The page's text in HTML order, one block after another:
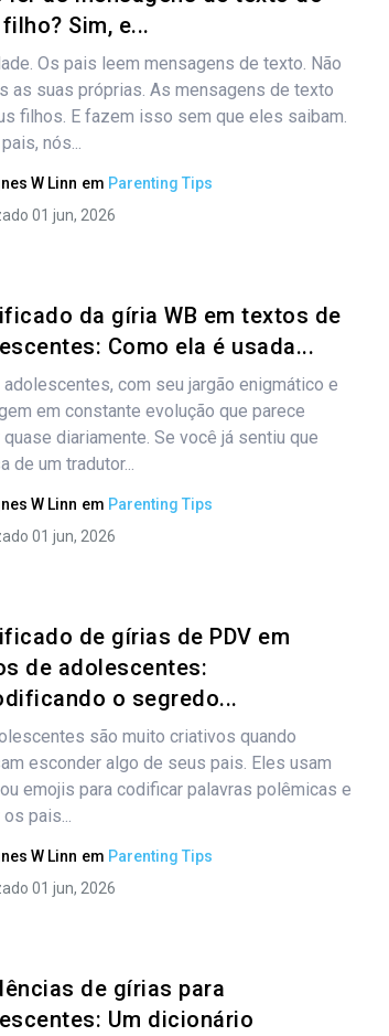
artigo
Sim, e...
Os pais leem mensagens de texto. Não
as suas próprias. As mensagens de texto
filhos. E fazem isso sem que eles saibam.
nós...
W Linn em Parenting Tips
01 jun, 2026
artigo
da gíria WB em textos de
Como ela é usada...
adolescentes, com seu jargão enigmático e
em constante evolução que parece
quase diariamente. Se você já sentiu que
de um tradutor...
W Linn em Parenting Tips
01 jun, 2026
Copiar link
de gírias de PDV em
de adolescentes:
o segredo...
são muito criativos quando
esconder algo de seus pais. Eles usam
emojis para codificar palavras polêmicas e
pais...
W Linn em Parenting Tips
01 jun, 2026
de gírias para
Um dicionário